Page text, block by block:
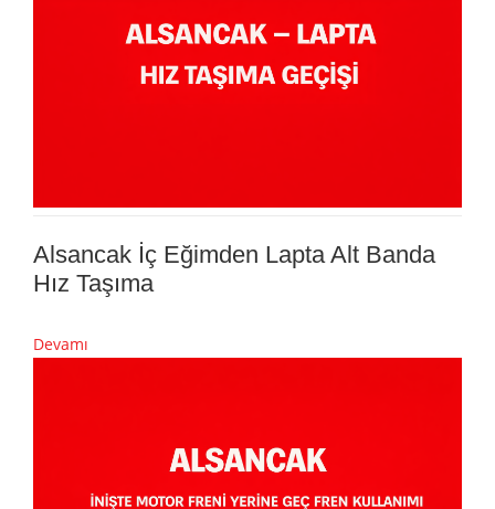
Alsancak İç Eğimden Lapta Alt Banda
Hız Taşıma
Devamı